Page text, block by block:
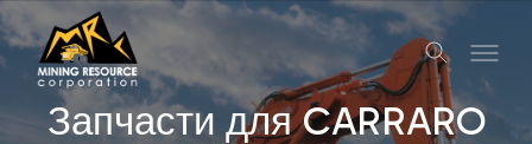
Запчасти для CARRARO